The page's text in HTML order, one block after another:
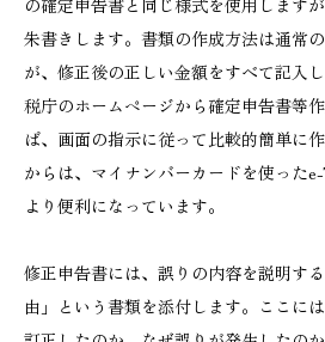
の確定申告書と同じ様式を使用します
朱書きします。書類の作成方法は通常
が、修正後の正しい金額をすべて記入
税庁のホームページから確定申告書等
ば、画面の指示に従って比較的簡単に
からは、マイナンバーカードを使ったe-
より便利になっています。
修正申告書には、誤りの内容を説明す
由」という書類を添付します。ここに